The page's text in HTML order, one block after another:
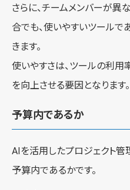
さらに、チームメンバーが異
合でも、使いやすいツール
きます。
使いやすさは、ツールの利用
を向上させる要因となります。
予算内であるか
AIを活用したプロジェクト管
予算内であるかです。